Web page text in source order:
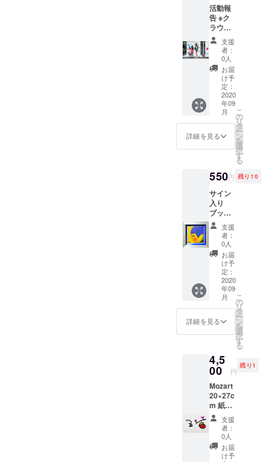
いている。
これまでに
バルセロナ
芸術文化セ
Espronceda
、 サンタモ
ニカ美術
館、ロシア
国立現代
NCCA、 な
ど世界各地
のアーティ
ストインレ
ジデンスで
制作発表を
る。 主な受
賞歴に
「14th Arte
Laguna
Prize 「特別
(Arsenal,
ヴェネツィ
ア)、 EX-
TEMPORE
PTUJ 2021
審査員特別
賞 (PTUJ, ス
ロベニ ア)、
活動報
告 ※ク
ラウド
ファン
ディン
グペー
ジ・活
動報告
欄より
支援
者：
0人
お届
け予
定：
2020
年09
月
詳細を見る
こ
の
リ
タ
ー
ン
を
選
択
す
る
550円 残り10
サイン
入り
ブッダ
君ポス
トカー
ド＋お
礼状
14×14c
m ※フ
レーム
は付き
ませ
ん。ご
注意く
ださ
い。
支援
者：
0人
お届
け予
定：
2020
年09
月
詳細を見る
こ
の
リ
タ
ー
ン
を
選
択
す
る
4,5
00 円
残り1
Mozart
20×27c
m 紙に
アクリ
ル、イ
ンク
支援
者：
0人
お届
け予